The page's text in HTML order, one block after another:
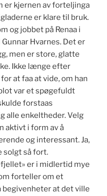
er kjernen av forteljinga
er klare til bruk.
og jobbet på Renaa i
Hvarnes. Det er
men er store, glatte
Ikke længe efter
at faa at vide, om han
var et spøgefuldt
forstaas
alle enkeltheder. Velg
aktivt i form av å
og interessant. Ja,
solgt så fort.
er i midlertid mye
forteller om et
begivenheter at det ville